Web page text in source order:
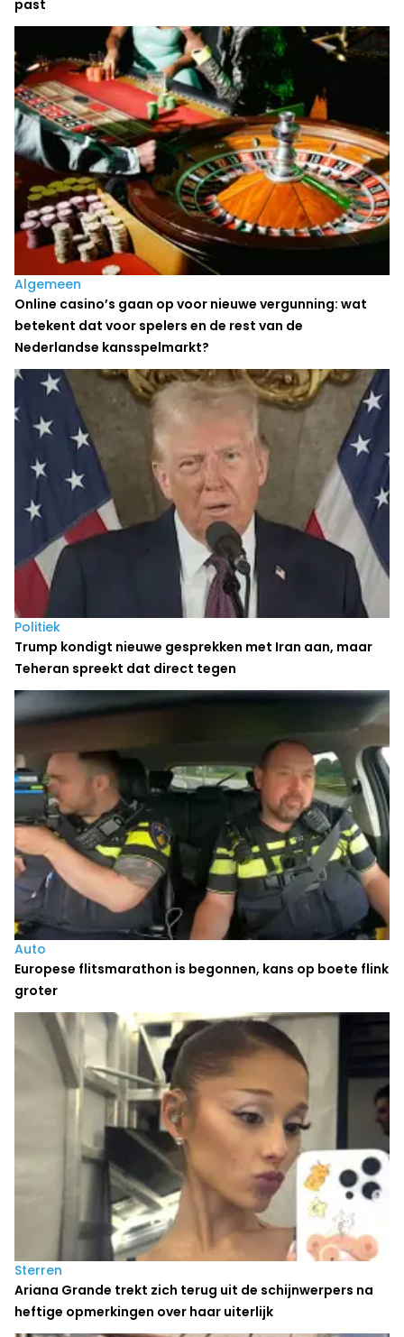
past
Algemeen
Online casino’s gaan op voor nieuwe vergunning: wat
betekent dat voor spelers en de rest van de
Nederlandse kansspelmarkt?
Politiek
Trump kondigt nieuwe gesprekken met Iran aan, maar
Teheran spreekt dat direct tegen
Auto
Europese flitsmarathon is begonnen, kans op boete flink
groter
Sterren
Ariana Grande trekt zich terug uit de schijnwerpers na
heftige opmerkingen over haar uiterlijk